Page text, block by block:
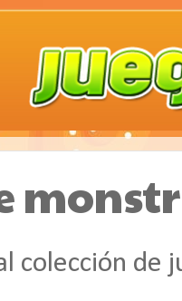
colección de